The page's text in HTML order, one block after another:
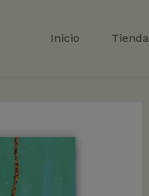
Inicio Tienda